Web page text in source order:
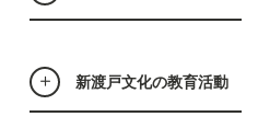
新渡戸文化の教育活動